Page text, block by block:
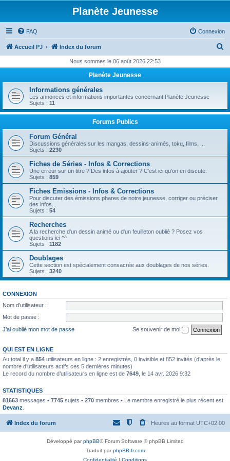
Planète Jeunesse
FAQ Connexion
Accueil PJ Index du forum
h
r
r
Nous sommes le 06 août 2026 22:53
Planète Jeunesse
Informations générales
Les annonces et informations importantes concernant Planète Jeunesse
Sujets : 11
Forums Publics
Forum Général
Discussions générales sur les mangas, dessins-animés, toku, films, ...
Sujets : 2230
Fiches de Séries - Infos & Corrections
Une erreur sur un titre ? Des infos à ajouter ? C'est ici qu'on en discute.
Sujets : 859
Fiches Emissions - Infos & Corrections
Pour discuter des émissions phares de notre jeunesse, corriger ou préciser
des infos...
Sujets : 54
Recherches
A la recherche d'un dessin animé ou d'un feuilleton oublié ? Posez vos
questions ici ^^
Sujets : 1182
Doublages
Cette section est spécialement consacrée aux doublages de nos séries.
Sujets : 3240
CONNEXION
Nom d’utilisateur :
Mot de passe :
J’ai oublié mon mot de passe
Se souvenir de moi
QUI EST EN LIGNE
Au total il y a 854 utilisateurs en ligne : 2 enregistrés, 0 invisible et 852 invités (d’après le
nombre d’utilisateurs actifs ces 5 dernières minutes)
Le record du nombre d’utilisateurs en ligne est de 7649 , le 14 avr. 2026 9:32
STATISTIQUES
81663 messages • 7745 sujets • 270 membres • Le membre enregistré le plus récent est
Devanz
Index du forum Heures au format UTC+02:00
Développé parphpBB® Forum Software © phpBB Limited
Traduit parphpBB-fr.com
Confidentialité | Conditions